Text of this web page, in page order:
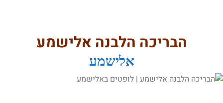
הבריכה הלבנה אלישמע
אלישמע